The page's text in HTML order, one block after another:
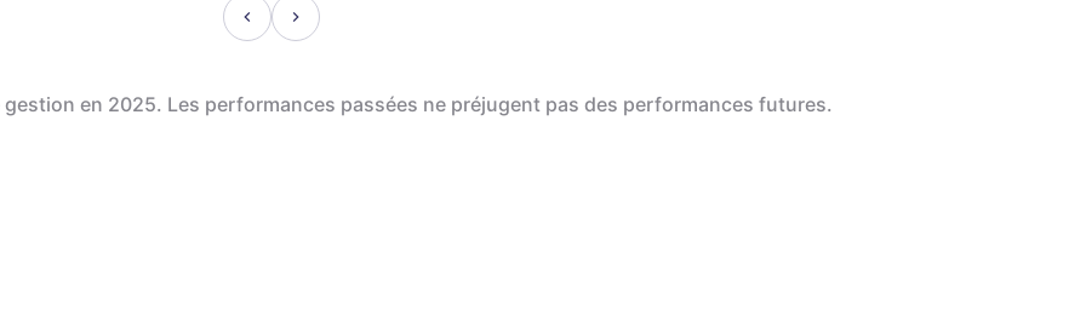
en 2025. Les performances passées ne préjugent pas des performances futures.